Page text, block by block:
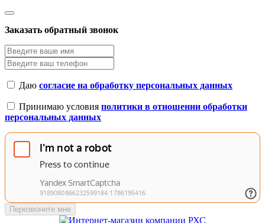
Заказать обратный звонок
Даю согласие на обработку персональных данных
Принимаю условия политики в отношении обработки
персональных данных
Перезвоните мне